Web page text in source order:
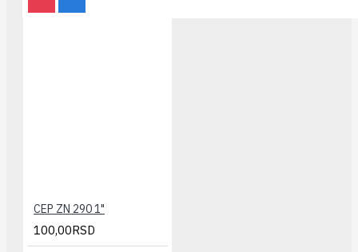
CEP ZN 290 1"
100,00RSD